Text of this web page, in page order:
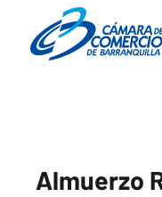
Almuerzo